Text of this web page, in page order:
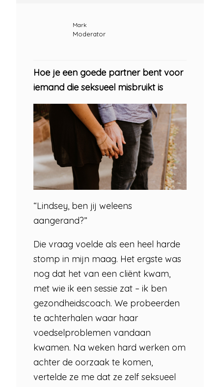
Mark
Moderator
Hoe je een goede partner bent voor
iemand die seksueel misbruikt is
“Lindsey, ben jij weleens
aangerand?”
Die vraag voelde als een heel harde
stomp in mijn maag. Het ergste was
nog dat het van een cliënt kwam,
met wie ik een sessie zat – ik ben
gezondheidscoach. We probeerden
te achterhalen waar haar
voedselproblemen vandaan
kwamen. Na weken hard werken om
achter de oorzaak te komen,
vertelde ze me dat ze zelf seksueel